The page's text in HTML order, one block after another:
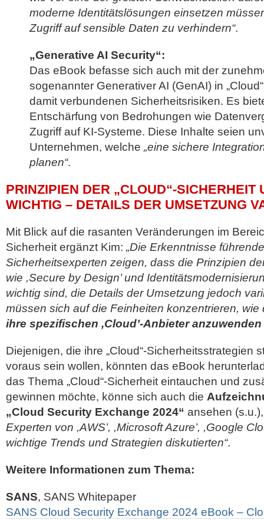
moderne Identitätslösungen einsetzen
Zugriff auf sensible Daten zu verhindern“.
„Generative AI Security“:
Das eBook befasse sich auch mit der
sogenannter Generativer AI (GenAI) in
damit verbundenen Sicherheitsrisiken. Es
Entschärfung von Bedrohungen wie
Zugriff auf KI-Systeme. Diese Inhalte seien
Unternehmen, welche „eine sichere
planen“.
PRINZIPIEN DER „CLOUD“-SICHERHEIT
WICHTIG – DETAILS DER UMSETZUNG
Mit Blick auf die rasanten Veränderungen im
Sicherheit ergänzt Kim: „Die Erkenntnisse
Sicherheitsexperten zeigen, dass die Prinzipien
wie ,Secure by Design’ und
wichtig sind, die Details der Umsetzung jedoch
müssen sich auf die Feinheiten konzentrieren,
ihre spezifischen ,Cloud’-Anbieter anzuwenden
Diejenigen, die ihre „Cloud“-Sicherheitsstrategien
voraus sein wollen, könnten das eBook
das Thema „Cloud“-Sicherheit eintauchen und
gewinnen möchte, könne sich auch die
„Cloud Security Exchange 2024“ ansehen
Experten von ,AWS’, ,Microsoft Azure’, ,Google
wichtige Trends und Strategien diskutierten“.
Weitere Informationen zum Thema:
SANS, SANS Whitepaper
SANS Cloud Security Exchange 2024 eBook –